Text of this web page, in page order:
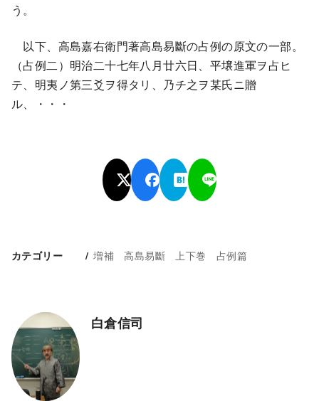
う。
以下、高島嘉右衛門著高島易斷の占例の原文の一部。
（占例二）明治二十七年八月廿六日、平壌進軍ヲ占ヒ
テ、明夷ノ第三爻ヲ得タリ、乃チ之ヲ某氏ニ贈
ル、・・・
カテゴリー 増補 高島易斷 上下巻 占例篇
白倉信司